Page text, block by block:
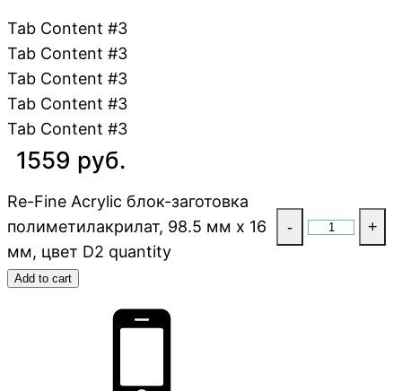
Tab Content #3
Tab Content #3
Tab Content #3
Tab Content #3
Tab Content #3
1559 руб.
Re-Fine Acrylic блок-заготовка
полиметилакрилат, 98.5 мм x 16
мм, цвет D2 quantity
- +
Add to cart